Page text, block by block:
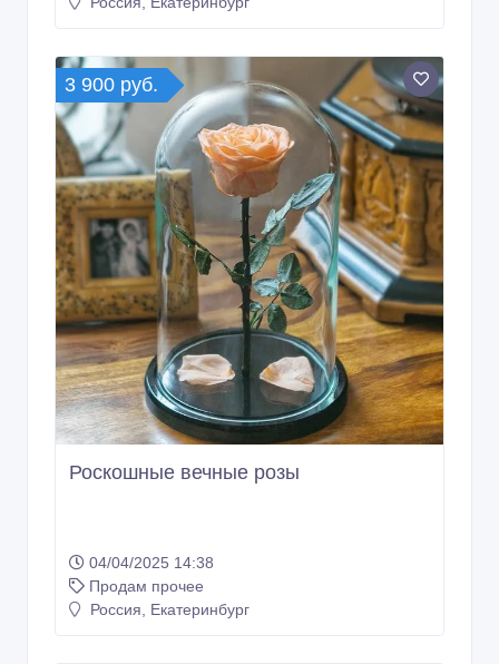
3 900 руб.
Роскошные вечные розы
04/04/2025 14:38
Продам прочее
Россия, Екатеринбург